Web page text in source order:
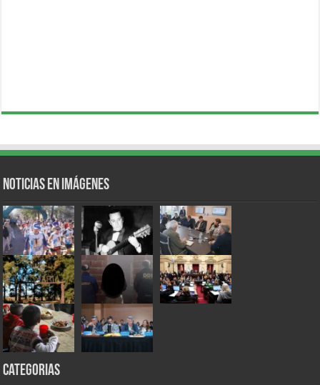
Noticias en Imágenes
Categorias